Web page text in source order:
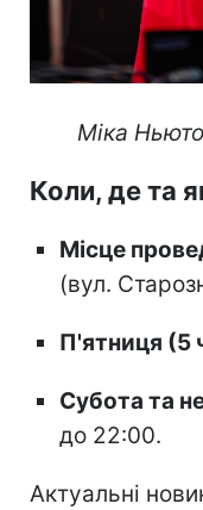
Міка
Коли, де та
Місце
(вул.
П'ятниця (5
Субота та
до 22:00.
Актуальні